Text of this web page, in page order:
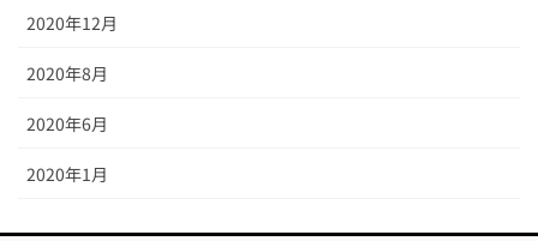
2020年12月
2020年8月
2020年6月
2020年1月